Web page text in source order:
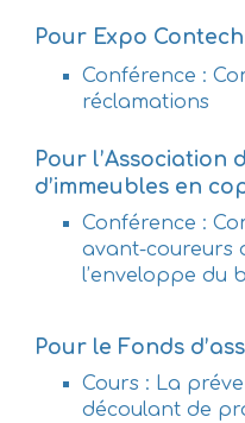
Pour Expo Contech
Conférence :
réclamations
Pour l’Association
d’immeubles en
Conférence :
avant-coureurs
l’enveloppe du
Pour le Fonds
Cours : La
découlant de